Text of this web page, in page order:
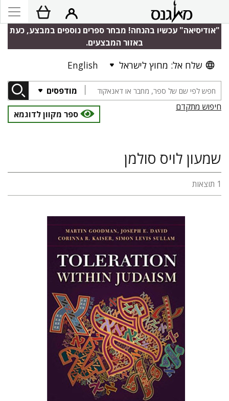
"אודיסיאה" עכשיו בהנחה! מבחר ספרים נוספים במבצע, כעת
באזור המבצעים.
שלח אל: מחוץ לישראל English
מודפסים
חיפוש מתקדם
ספר מקוון לדוגמא
שמעון לויס סולמן
1 תוצאות
קורינה קייזר
שמעון לויס סולמן
מרטין גודמן
יוסף דוד
הנחת אתר ספר מודפס
$76
$68